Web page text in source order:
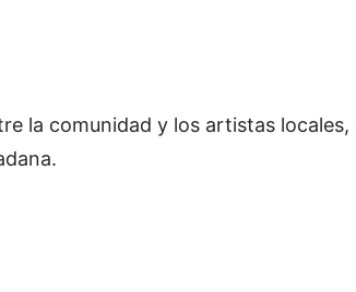
la comunidad y los artistas